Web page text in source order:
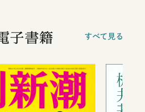
子書籍 すべて見る